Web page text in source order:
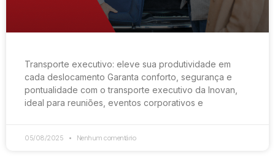
Transporte executivo: eleve sua produtividade em
cada deslocamento Garanta conforto, segurança e
pontualidade com o transporte executivo da Inovan,
ideal para reuniões, eventos corporativos e
05/08/2025 Nenhum comentário